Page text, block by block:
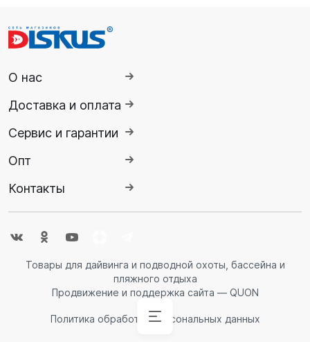
Аксессуары Ножи,
Аксессуары Ласты
Спасательные
Аксессуары Очки
ГидрокостюмыОбувь
ГидрокостюмыСнаряжение
ГермопродукцияКомбинезоны
О нас
Доставка и оплата
Сервис и гарантии
Опт
Контакты
Товары для дайвинга и подводной охоты, бассейна и
пляжного отдыха
Продвижение и поддержка сайта — QUON
Политика обработки персональных данных